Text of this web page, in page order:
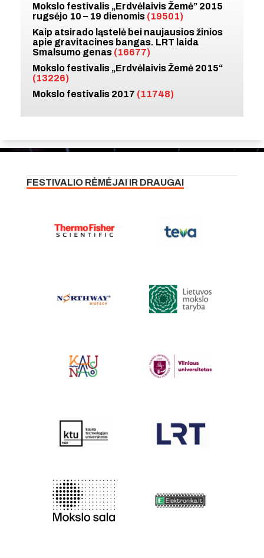
Mokslo festivalis „Erdvėlaivis Žemė” 2015
rugsėjo 10 – 19 dienomis (19501)
Kaip atsirado ląstelė bei naujausios žinios
apie gravitacines bangas. LRT laida
Smalsumo genas (16677)
Mokslo festivalis „Erdvėlaivis Žemė 2015“
(13226)
Mokslo festivalis 2017 (11748)
FESTIVALIO RĖMĖJAI IR DRAUGAI